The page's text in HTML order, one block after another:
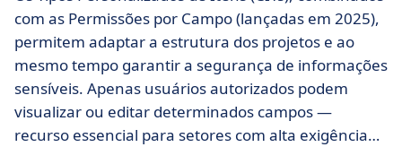
com as Permissões por Campo (lançadas em 2025),
permitem adaptar a estrutura dos projetos e ao
mesmo tempo garantir a segurança de informações
sensíveis. Apenas usuários autorizados podem
visualizar ou editar determinados campos —
recurso essencial para setores com alta exigência